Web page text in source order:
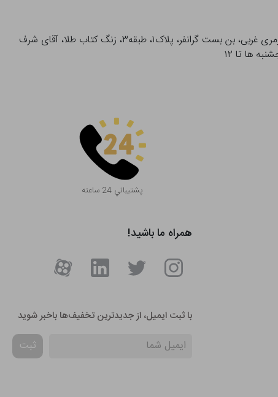
آدرس تحویل حضوری سفارشات: میدان انقلاب، خیابان انقلاب، خیابان ۱۲ فروردین، خیابان شهدای ژاندارمری غربی، بن بست گرانفر، پلاک۱، طبقه۳، زنگ کتاب طلا، آقای شرف
پشتيباني 24 ساعته
همراه ما باشید!
با ثبت ایمیل، از جدید‌ترین تخفیف‌ها با‌خبر شوید
ثبت